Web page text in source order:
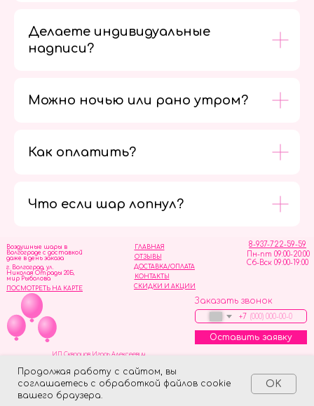
Продолжая работу с сайтом, вы
соглашаетесь с обработкой файлов cookie
вашего браузера.
OK
Делаете индивидуальные
надписи?
Можно ночью или рано утром?
Как оплатить?
Что если шар лопнул?
ОТЗЫВЫ
ГЛАВНАЯ
ДОСТАВКА/ОПЛАТА
СКИДКИ И АКЦИИ
КОНТАКТЫ
8-937-722-59-59
Пн-пт 09:00-20:00
Сб-Вск 09:00-19:00
Воздушные шары в
Волгограде с доставкой
даже в день заказа
Заказать звонок
+7
Оставить заявку
г. Волгоград, ул.
Николая Отрады 20Б,
мир Рыболова
ПОСМОТРЕТЬ НА КАРТЕ
ИП Скворцов Игорь Алексеевич
Made on Tilda